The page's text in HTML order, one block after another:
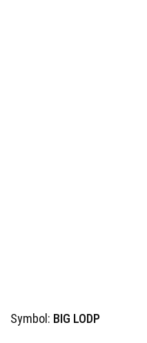
Symbol: BIG LODP